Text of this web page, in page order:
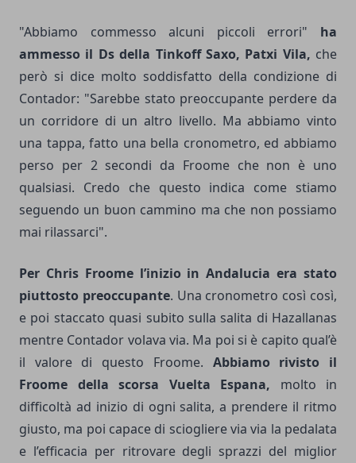
"Abbiamo commesso alcuni piccoli errori" ha
ammesso il Ds della Tinkoff Saxo, Patxi Vila, che
però si dice molto soddisfatto della condizione di
Contador: "Sarebbe stato preoccupante perdere da
un corridore di un altro livello. Ma abbiamo vinto
una tappa, fatto una bella cronometro, ed abbiamo
perso per 2 secondi da Froome che non è uno
qualsiasi. Credo che questo indica come stiamo
seguendo un buon cammino ma che non possiamo
mai rilassarci".
Per Chris Froome l’inizio in Andalucia era stato
piuttosto preoccupante. Una cronometro così così,
e poi staccato quasi subito sulla salita di Hazallanas
mentre Contador volava via. Ma poi si è capito qual’è
il valore di questo Froome. Abbiamo rivisto il
Froome della scorsa Vuelta Espana, molto in
difficoltà ad inizio di ogni salita, a prendere il ritmo
giusto, ma poi capace di sciogliere via via la pedalata
e l’efficacia per ritrovare degli sprazzi del miglior